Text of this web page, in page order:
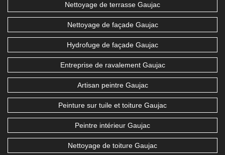
Nettoyage de terrasse Gaujac
Nettoyage de façade Gaujac
Hydrofuge de façade Gaujac
Entreprise de ravalement Gaujac
Artisan peintre Gaujac
Peinture sur tuile et toiture Gaujac
Peintre intérieur Gaujac
Nettoyage de toiture Gaujac